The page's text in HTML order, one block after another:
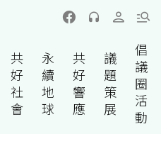
共
好
社
會
永
續
地
球
共
好
響
應
議
題
策
展
倡
議
圈
活
動